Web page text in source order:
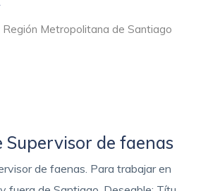
Región Metropolitana de Santiago
Supervisor de faenas
de faenas. Para trabajar en